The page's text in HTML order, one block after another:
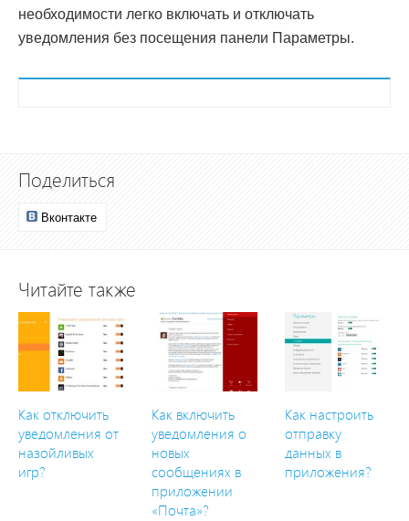
необходимости легко включать и отключать
уведомления без посещения панели Параметры.
Поделиться
Вконтакте
Читайте также
Как отключить
уведомления от
назойливых
игр?
Как включить
уведомления о
новых
сообщениях в
приложении
«Почта»?
Как настроить
отправку
данных в
приложения?